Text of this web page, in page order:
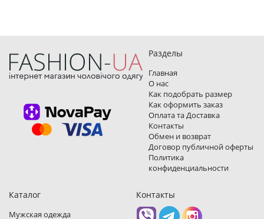
Разделы
Главная
О нас
Как подобрать размер
Как оформить заказ
Оплата та Доставка
Контакты
Обмен и возврат
Договор публичной оферты
Политика
конфиденциальности
Каталог
Мужская одежда
Контакты